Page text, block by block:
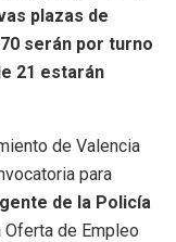
plazas de
serán por turno
21 estarán
de Valencia
para
de la Policía
Oferta de Empleo